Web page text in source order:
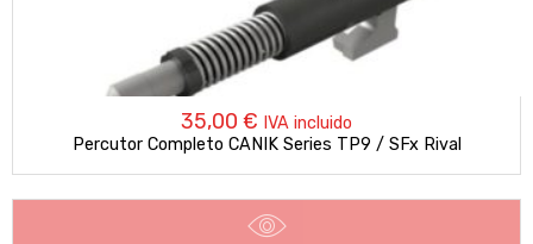
35,00 € IVA incluido
Percutor Completo CANIK Series TP9 / SFx Rival